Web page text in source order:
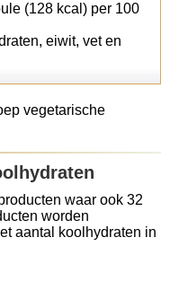
(128 kcal) per 100
eiwit, vet en
vegetarische
waar ook 32
worden
aantal koolhydraten in